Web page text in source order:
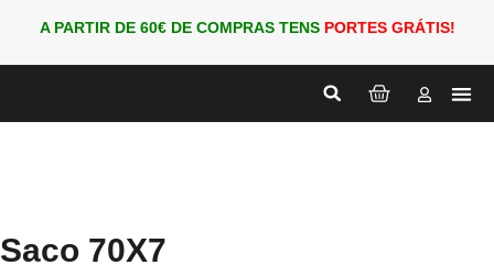
A PARTIR DE 60€ DE COMPRAS TENS PORTES GRÁTIS!
Saco 70X7